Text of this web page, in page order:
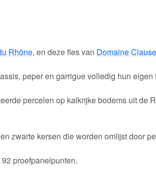
Rhône, en deze fles van Domaine
peper en garrigue volledig hun eigen
percelen op kalkrijke bodems uit de
zwarte kersen die worden omlijst door
proefpanelpunten.